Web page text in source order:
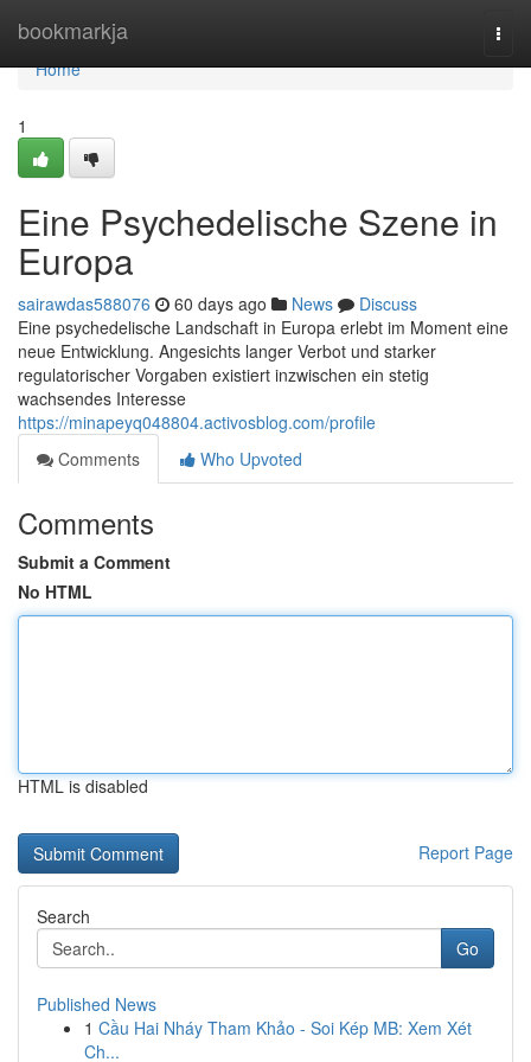
bookmarkja
Home
Home
1
Eine Psychedelische Szene in
Europa
sairawdas588076 60 days ago News
Discuss
Eine psychedelische Landschaft in Europa erlebt im Moment eine
neue Entwicklung. Angesichts langer Verbot und starker
regulatorischer Vorgaben existiert inzwischen ein stetig
wachsendes Interesse
https://minapeyq048804.activosblog.com/profile
Comments
Who Upvoted
Comments
Submit a Comment
No HTML
HTML is disabled
Report Page
Search
Go
Published News
1 Cầu Hai Nháy Tham Khảo - Soi Kép MB: Xem Xét
Ch...